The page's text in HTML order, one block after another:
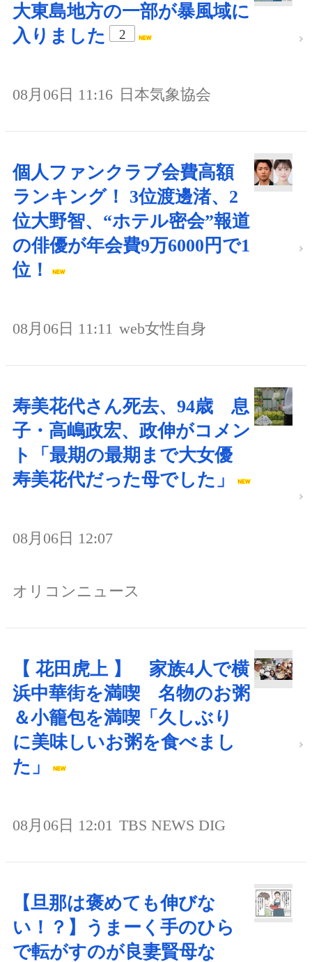
大東島地方の一部が暴風域に
入りました
2
08月06日 11:16 日本気象協会
個人ファンクラブ会費高額
ランキング！ 3位渡邊渚、2
位大野智、“ホテル密会”報道
の俳優が年会費9万6000円で1
位！
08月06日 11:11 web女性自身
寿美花代さん死去、94歳 息
子・高嶋政宏、政伸がコメン
ト「最期の最期まで大女優
寿美花代だった母でした」
08月06日 12:07
オリコンニュース
【 花田虎上 】 家族4人で横
浜中華街を満喫 名物のお粥
＆小籠包を満喫「久しぶり
に美味しいお粥を食べまし
た」
08月06日 12:01 TBS NEWS DIG
【旦那は褒めても伸びな
い！？】うまーく手のひら
で転がすのが良妻賢母な